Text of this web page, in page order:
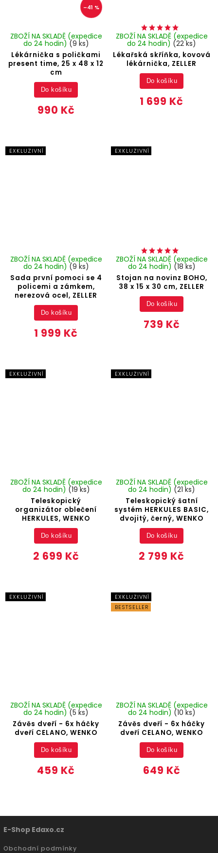
–41 %
Lékárnička s poličkami
present time, 25 x 48 x 12
cm
ZBOŽÍ NA SKLADĚ (expedice
do 24 hodin) (9 ks)
990 Kč
Do košíku
Lékařská skříňka, kovová
lékárnička, ZELLER
ZBOŽÍ NA SKLADĚ (expedice
do 24 hodin) (22 ks)
1 699 Kč
Do košíku
EXKLUZIVNÍ
Sada první pomoci se 4
policemi a zámkem,
nerezová ocel, ZELLER
ZBOŽÍ NA SKLADĚ (expedice
do 24 hodin) (9 ks)
1 999 Kč
Do košíku
EXKLUZIVNÍ
Stojan na novinz BOHO,
38 x 15 x 30 cm, ZELLER
ZBOŽÍ NA SKLADĚ (expedice
do 24 hodin) (18 ks)
739 Kč
Do košíku
EXKLUZIVNÍ
Teleskopický
organizátor oblečení
HERKULES, WENKO
ZBOŽÍ NA SKLADĚ (expedice
do 24 hodin) (19 ks)
2 699 Kč
Do košíku
EXKLUZIVNÍ
Teleskopický šatní
systém HERKULES BASIC,
dvojitý, černý, WENKO
ZBOŽÍ NA SKLADĚ (expedice
do 24 hodin) (21 ks)
2 799 Kč
Do košíku
EXKLUZIVNÍ
Závěs dveří - 6x háčky
dveří CELANO, WENKO
ZBOŽÍ NA SKLADĚ (expedice
do 24 hodin) (5 ks)
459 Kč
Do košíku
EXKLUZIVNÍ
BESTSELLER
Závěs dveří - 6x háčky
dveří CELANO, WENKO
ZBOŽÍ NA SKLADĚ (expedice
do 24 hodin) (10 ks)
649 Kč
Do košíku
E-Shop Edaxo.cz
Obchodní podmínky